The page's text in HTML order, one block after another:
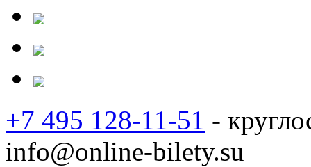
+7 495 128-11-51 -
info@online-bilety.su